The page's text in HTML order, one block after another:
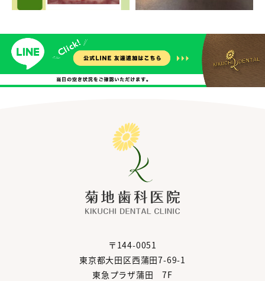
〒144-0051
東京都大田区西蒲田7-69-1
東急プラザ蒲田 7F